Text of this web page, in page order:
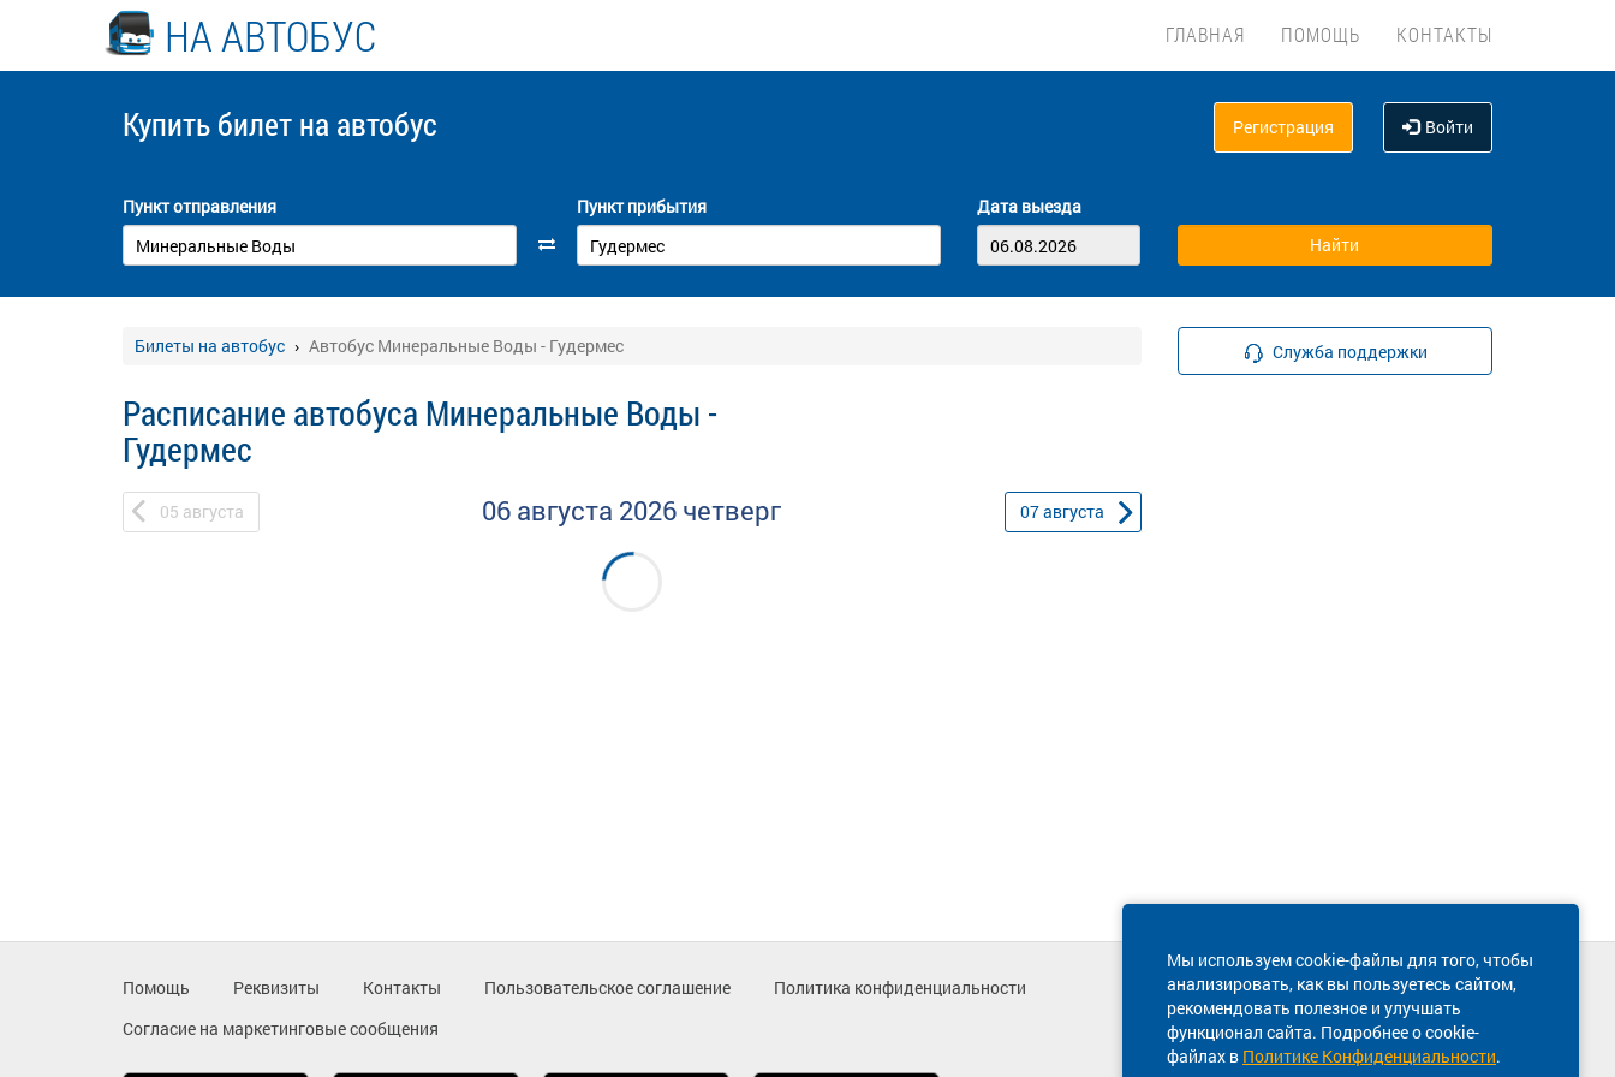
НА АВТОБУС ГЛАВНАЯ ПОМОЩЬ КОНТАКТЫ
Купить билет на автобус Регистрация Войти
Пункт отправления Пункт прибытия Дата выезда
Билеты на автобус Автобус Минеральные Воды - Гудермес
Расписание автобуса Минеральные Воды -
Гудермес
05 августа 06 августа 2026 четверг 07августа
Служба поддержки
Мы используем cookie-файлы для того, чтобы
анализировать, как вы пользуетесь сайтом,
рекомендовать полезное и улучшать
функционал сайта. Подробнее о cookie-
файлах в Политике Конфиденциальности.
Помощь Реквизиты Контакты Пользовательское соглашение
Политика конфиденциальности
Согласие на маркетинговые сообщения
Техническая поддержка сайта
8 800 600-03-38